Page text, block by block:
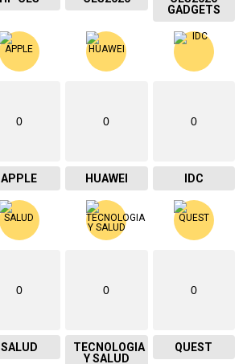
GADGETS
0
APPLE
0
HUAWEI
0
IDC
0
SALUD
0
TECNOLOGIA
Y SALUD
0
QUEST